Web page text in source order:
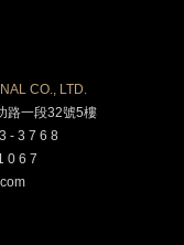
CO., LTD.
路一段32號5樓
- 3 7 6 8
0 6 7